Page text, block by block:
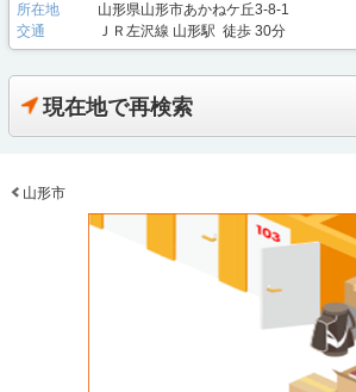
所在地
山形県山形市あかねケ丘3-8-1
交通
ＪＲ左沢線 山形駅 徒歩 30分
現在地で再検索
山形市